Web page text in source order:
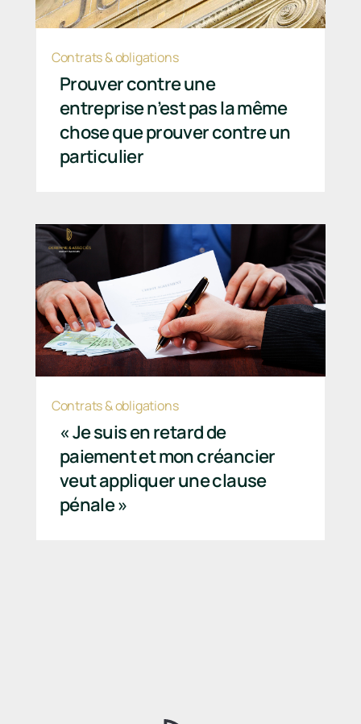
Prouver contre une
entreprise n’est pas la même
chose que prouver contre un
particulier
Contrats & obligations
« Je suis en retard de
paiement et mon créancier
veut appliquer une clause
pénale »
Contrats & obligations